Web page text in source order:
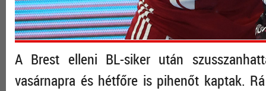
A Brest elleni BL-siker után
vasárnapra és hétfőre is pihenőt kaptak.